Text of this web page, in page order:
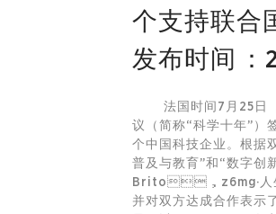
商业赋能解决方案
器件与整机代工业务 CN
个支持联合
发布时间
法国时间7月25日
议（简称“科学十年”）
个中国科技企业。根据
普及与教育”和“数字创
Brito，z6mg·人生
并对双方达成合作表示